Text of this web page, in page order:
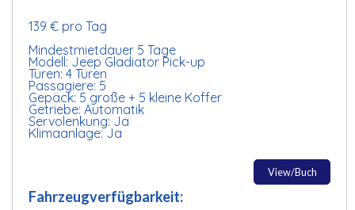
139 € pro Tag
Mindestmietdauer 5 Tage
Modell: Jeep Gladiator Pick-up
Türen: 4 Türen
Passagiere: 5
Gepäck: 5 große + 5 kleine Koffer
Getriebe: Automatik
Servolenkung: Ja
Klimaanlage: Ja
View/Buch
Fahrzeugverfügbarkeit: